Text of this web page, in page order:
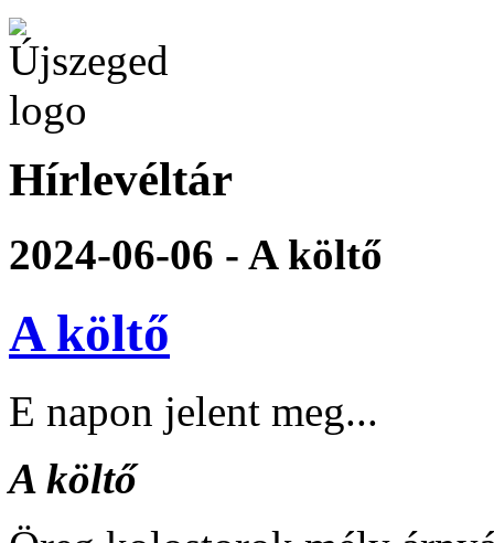
Hírlevéltár
2024-06-06 - A költő
A költő
E napon jelent meg...
A költő